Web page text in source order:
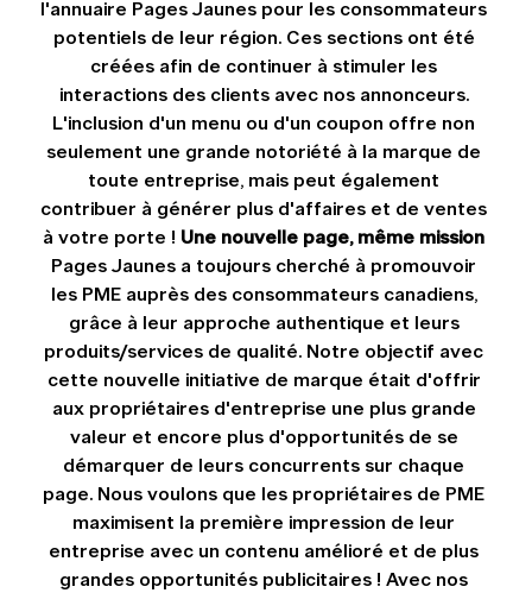
l'annuaire Pages Jaunes pour les consommateurs
potentiels de leur région. Ces sections ont été
créées afin de continuer à stimuler les
interactions des clients avec nos annonceurs.
L'inclusion d'un menu ou d'un coupon offre non
seulement une grande notoriété à la marque de
toute entreprise, mais peut également
contribuer à générer plus d'affaires et de ventes
à votre porte ! Une nouvelle page, même mission
Pages Jaunes a toujours cherché à promouvoir
les PME auprès des consommateurs canadiens,
grâce à leur approche authentique et leurs
produits/services de qualité. Notre objectif avec
cette nouvelle initiative de marque était d'offrir
aux propriétaires d'entreprise une plus grande
valeur et encore plus d'opportunités de se
démarquer de leurs concurrents sur chaque
page. Nous voulons que les propriétaires de PME
maximisent la première impression de leur
entreprise avec un contenu amélioré et de plus
grandes opportunités publicitaires ! Avec nos